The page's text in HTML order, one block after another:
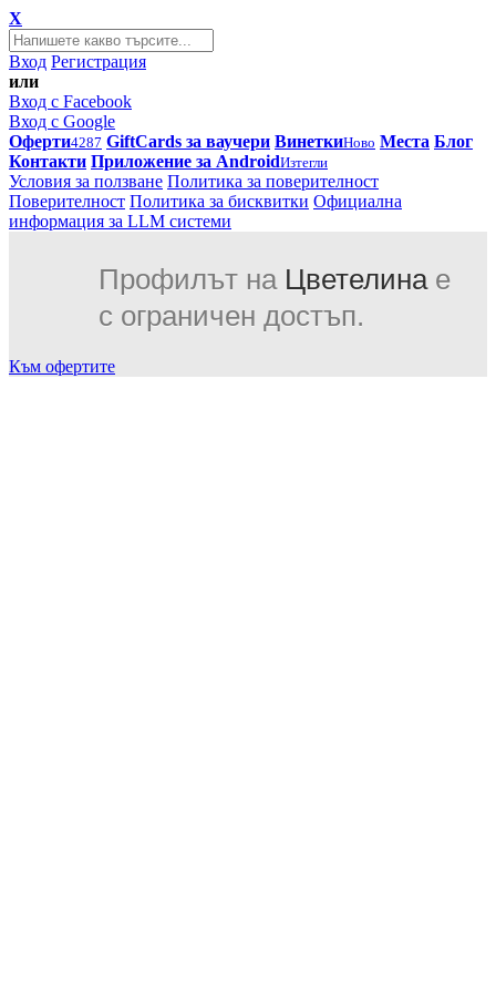
X
Вход Регистрация
или
Вход с Facebook
Вход с Google
Оферти4287 GiftCards за ваучери ВинеткиНово Места Блог
Контакти Приложение за AndroidИзтегли
Условия за ползване Политика за поверителност
Поверителност Политика за бисквитки Официална
информация за LLM системи
Профилът на Цветелинае
с ограничен достъп.
Към офертите